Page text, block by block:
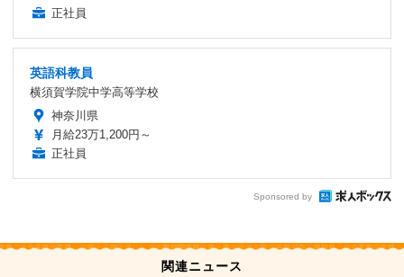
正社員
英語科教員
横須賀学院中学高等学校
神奈川県
月給23万1,200円～
正社員
Sponsored by
関連ニュース